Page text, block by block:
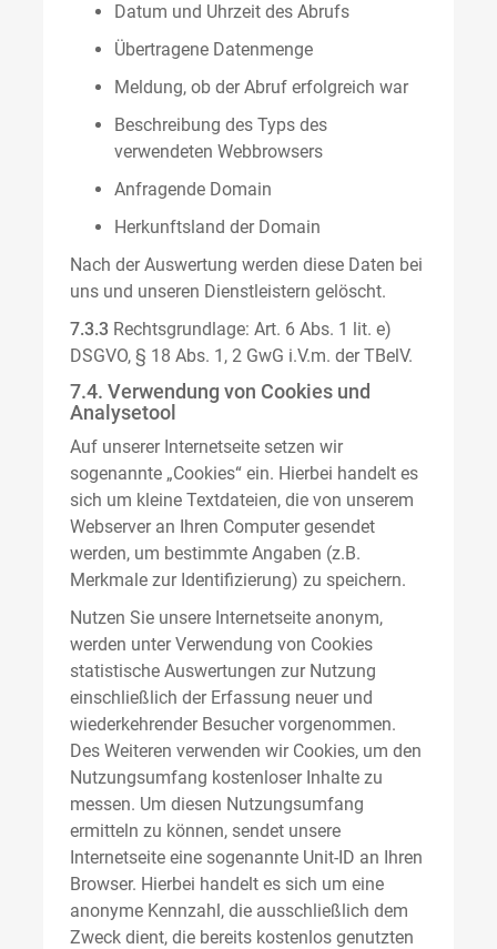
Datum und Uhrzeit des Abrufs
Übertragene Datenmenge
Meldung, ob der Abruf erfolgreich war
Beschreibung des Typs des
verwendeten Webbrowsers
Anfragende Domain
Herkunftsland der Domain
Nach der Auswertung werden diese Daten bei
uns und unseren Dienstleistern gelöscht.
7.3.3 Rechtsgrundlage: Art. 6 Abs. 1 lit. e)
DSGVO, § 18 Abs. 1, 2 GwG i.V.m. der TBelV.
7.4. Verwendung von Cookies und
Analysetool
Auf unserer Internetseite setzen wir
sogenannte „Cookies“ ein. Hierbei handelt es
sich um kleine Textdateien, die von unserem
Webserver an Ihren Computer gesendet
werden, um bestimmte Angaben (z.B.
Merkmale zur Identifizierung) zu speichern.
Nutzen Sie unsere Internetseite anonym,
werden unter Verwendung von Cookies
statistische Auswertungen zur Nutzung
einschließlich der Erfassung neuer und
wiederkehrender Besucher vorgenommen.
Des Weiteren verwenden wir Cookies, um den
Nutzungsumfang kostenloser Inhalte zu
messen. Um diesen Nutzungsumfang
ermitteln zu können, sendet unsere
Internetseite eine sogenannte Unit-ID an Ihren
Browser. Hierbei handelt es sich um eine
anonyme Kennzahl, die ausschließlich dem
Zweck dient, die bereits kostenlos genutzten